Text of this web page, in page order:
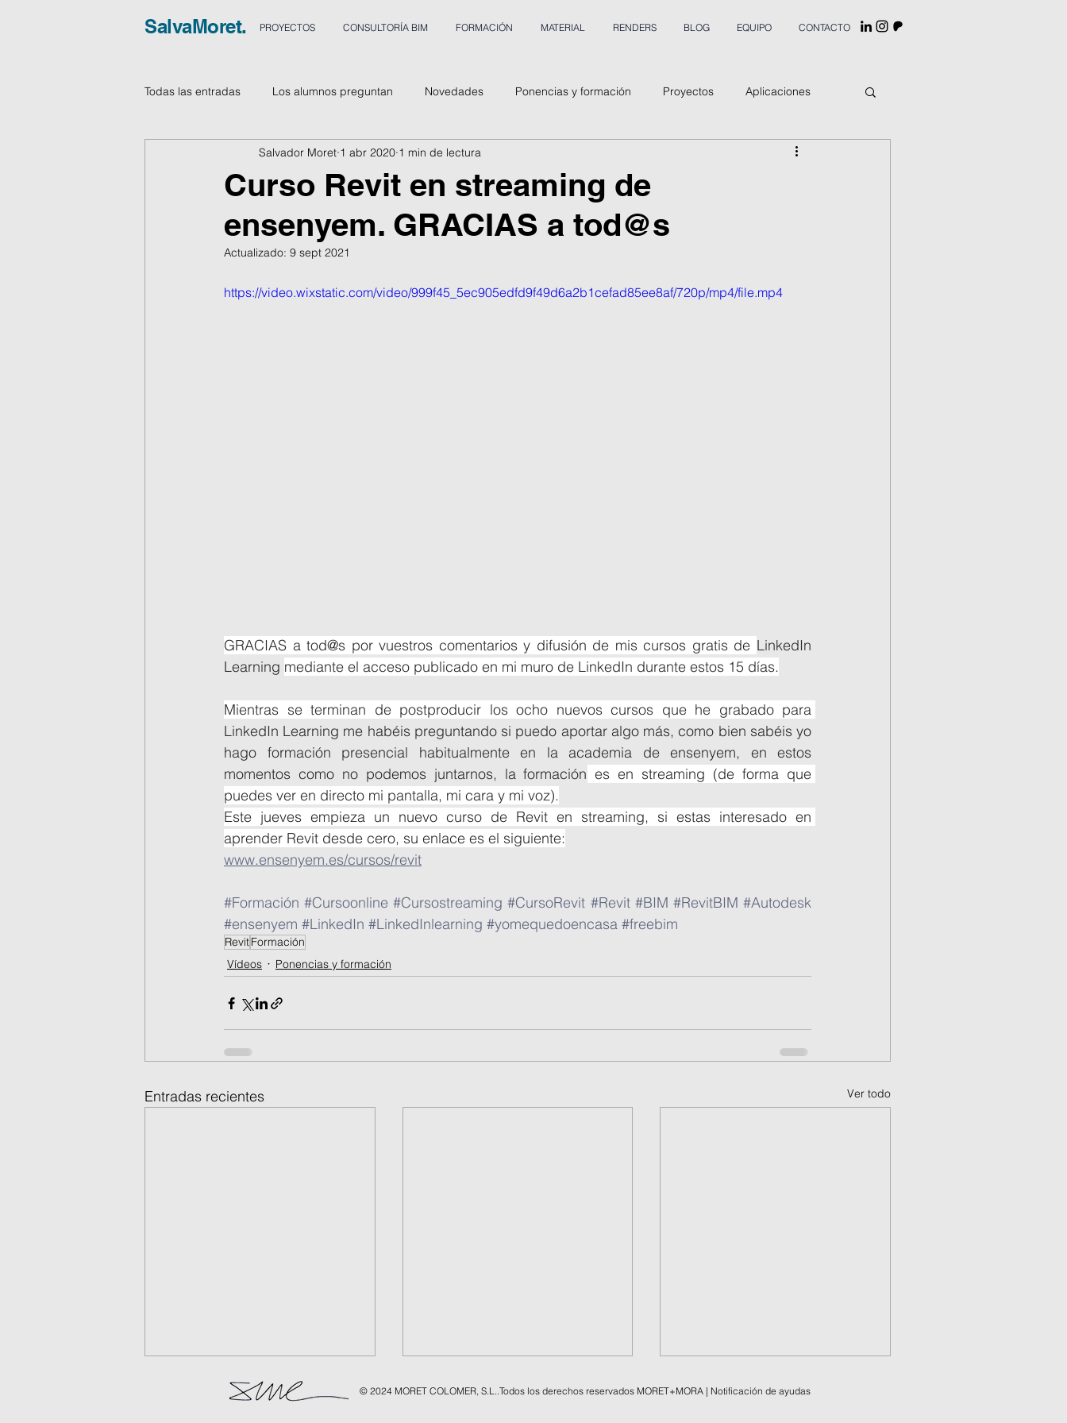
SalvaMoret. PROYECTOS CONSULTORÍA BIM FORMACIÓN MATERIAL RENDERS BLOG EQUIPO CONTACTO
Todas las entradas Los alumnos preguntan Novedades Ponencias y formación Proyectos Aplicaciones
Curso Revit en streaming de
ensenyem. GRACIAS a tod@s
Salvador Moret 1 abr 2020 1 min de lectura
Actualizado: 9 sept 2021
https://video.wixstatic.com/video/999f45_5ec905edfd9f49d6a2b1cefad85ee8af/720p/mp4/file.mp4
GRACIAS a tod@s por vuestros comentarios y difusión de mis cursos gratis de LinkedIn
Learning mediante el acceso publicado en mi muro de LinkedIn durante estos 15 días.
LinkedIn Learning me habéis preguntando si puedo aportar algo más, como bien sabéis yo
hago formación presencial habitualmente en la academia de ensenyem, en estos
momentos como no podemos juntarnos, la formación es en streaming (de forma que
puedes ver en directo mi pantalla, mi cara y mi voz).
Este jueves empieza un nuevo curso de Revit en streaming, si estas interesado en
aprender Revit desde cero, su enlace es el siguiente:
www.ensenyem.es/cursos/revit
#Formación #Cursoonline #Cursostreaming #CursoRevit #Revit #BIM #RevitBIM #Autodesk
#ensenyem #LinkedIn #LinkedInlearning #yomequedoencasa #freebim
RevitFormación
Vídeos
Ponencias y formación
Entradas recientes Ver todo
© 2024 MORET COLOMER, S.L..Todos los derechos reservados MORET+MORA | Notificación de ayudas